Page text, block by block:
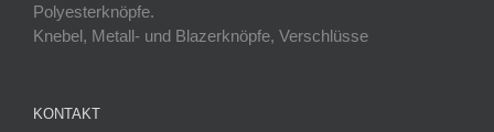
Polyesterknöpfe.
Knebel, Metall- und Blazerknöpfe, Verschlüsse
KONTAKT